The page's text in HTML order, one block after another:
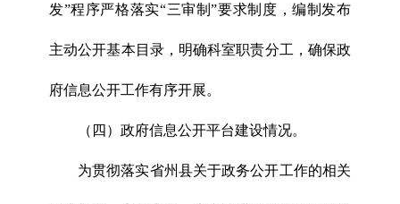
发”程序严格落实“三审制”要求制度，编制发布
主动公开基本目录，明确科室职责分工，确保政
府信息公开工作有序开展。
（四）政府信息公开平台建设情况。
为贯彻落实省州县关于政务公开工作的相关